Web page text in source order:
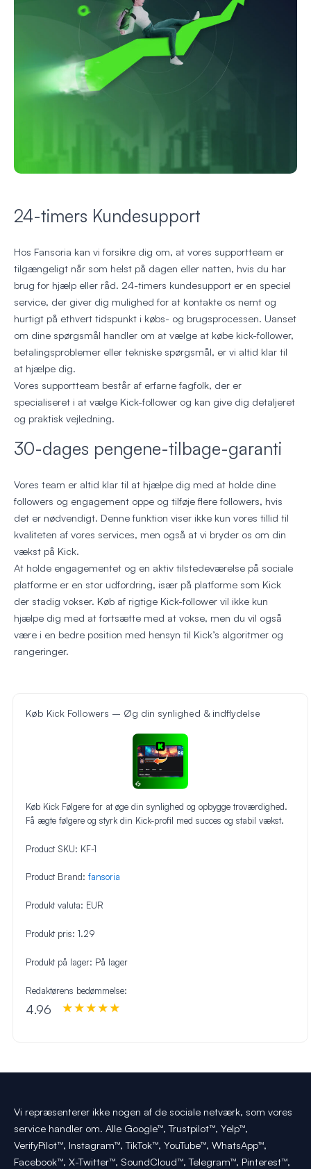
24-timers Kundesupport
Hos Fansoria kan vi forsikre dig om, at vores supportteam er
tilgængeligt når som helst på dagen eller natten, hvis du har
brug for hjælp eller råd. 24-timers kundesupport er en speciel
service, der giver dig mulighed for at kontakte os nemt og
hurtigt på ethvert tidspunkt i købs- og brugsprocessen. Uanset
om dine spørgsmål handler om at vælge at købe kick-follower,
betalingsproblemer eller tekniske spørgsmål, er vi altid klar til
at hjælpe dig.
Vores supportteam består af erfarne fagfolk, der er
specialiseret i at vælge Kick-follower og kan give dig detaljeret
og praktisk vejledning.
30-dages pengene-tilbage-garanti
Vores team er altid klar til at hjælpe dig med at holde dine
followers og engagement oppe og tilføje flere followers, hvis
det er nødvendigt. Denne funktion viser ikke kun vores tillid til
kvaliteten af vores services, men også at vi bryder os om din
vækst på Kick.
At holde engagementet og en aktiv tilstedeværelse på sociale
platforme er en stor udfordring, især på platforme som Kick
der stadig vokser. Køb af rigtige Kick-follower vil ikke kun
hjælpe dig med at fortsætte med at vokse, men du vil også
være i en bedre position med hensyn til Kick’s algoritmer og
rangeringer.
Køb Kick Followers – Øg din synlighed & indflydelse
Køb Kick Følgere for at øge din synlighed og opbygge troværdighed.
Få ægte følgere og styrk din Kick-profil med succes og stabil vækst.
Product SKU: KF-1
Product Brand: fansoria
Produkt valuta: EUR
Produkt pris: 1.29
Produkt på lager: På lager
Redaktørens bedømmelse:
4.96
Vi repræsenterer ikke nogen af de sociale netværk, som vores
service handler om. Alle Google™, Trustpilot™, Yelp™,
VerifyPilot™, Instagram™, TikTok™, YouTube™, WhatsApp™,
Facebook™, X-Twitter™, SoundCloud™, Telegram™, Pinterest™,